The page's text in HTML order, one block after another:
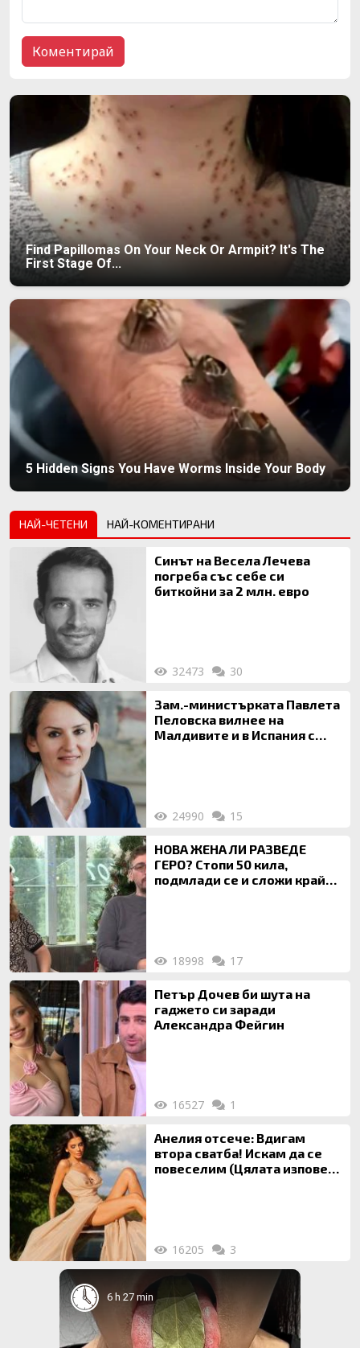
Find Papillomas On Your Neck Or Armpit? It's The
First Stage Of...
5 Hidden Signs You Have Worms Inside Your Body
НАЙ-ЧЕТЕНИ НАЙ-КОМЕНТИРАНИ
Синът на Весела Лечева
погреба със себе си
биткойни за 2 млн. евро
32473 30
Зам.-министърката Павлета
Пеловска вилнее на
Малдивите и в Испания с
24990 15
НОВА ЖЕНА ЛИ РАЗВЕДЕ
ГЕРО? Стопи 50 кила,
подмлади се и сложи край
18998 17
Петър Дочев би шута на
гаджето си заради
Александра Фейгин
16527 1
Анелия отсече: Вдигам
втора сватба! Искам да се
повеселим (Цялата изповед
16205 3
6 h 27 min